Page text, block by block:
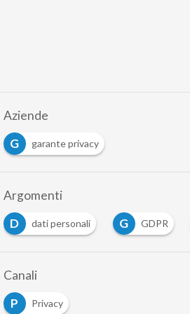
Aziende
G
garante privacy
Argomenti
D
dati personali G GDPR
Canali
P
Privacy